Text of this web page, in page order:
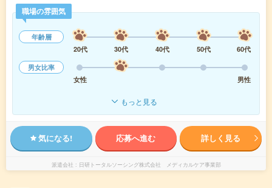
職場の雰囲気
年齢層
20代
30代 40代 50代
60代
男女比率
女性
男性
もっと見る
気になる! 応募へ進む 詳しく見る
派遣会社 日研トータルソーシング株式会社 メディカルケア事業部